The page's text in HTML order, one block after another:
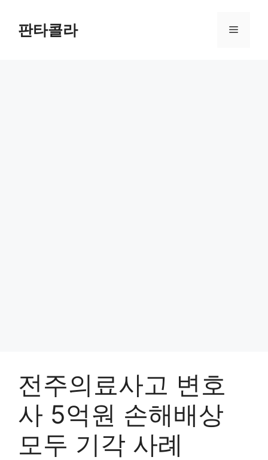
content판타콜라 Menu
전주의료사고 변호
사 5억원 손해배상
모두 기각 사례